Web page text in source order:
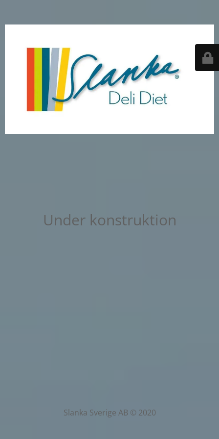
Under konstruktion
Slanka Sverige AB © 2020